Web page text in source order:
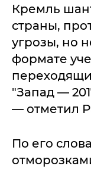
Кремль
страны,
угрозы, но
формате
"Запад —
— отметил
По его